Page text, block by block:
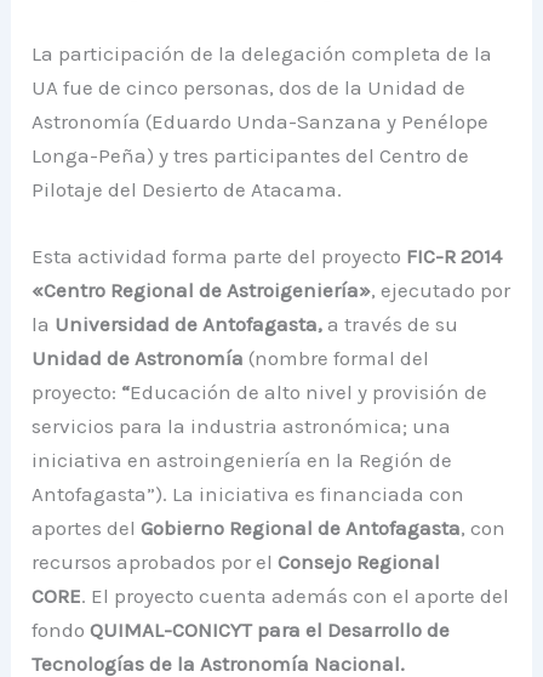
La participación de la delegación completa de la
UA fue de cinco personas, dos de la Unidad de
Astronomía (Eduardo Unda-Sanzana y Penélope
Longa-Peña) y tres participantes del Centro de
Pilotaje del Desierto de Atacama.
Esta actividad forma parte del proyecto FIC-R 2014
«Centro Regional de Astroigeniería», ejecutado por
la Universidad de Antofagasta,a través de su
Unidad de Astronomía (nombre formal del
proyecto: “Educación de alto nivel y provisión de
servicios para la industria astronómica; una
iniciativa en astroingeniería en la Región de
Antofagasta”). La iniciativa es financiada con
aportes delGobierno Regional de Antofagasta, con
recursos aprobados por elConsejo Regional
CORE. El proyecto cuenta además con el aporte del
fondoQUIMAL-CONICYT para el Desarrollo de
Tecnologías de la Astronomía Nacional.